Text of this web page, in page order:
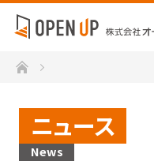
ホーム
ニュース
News